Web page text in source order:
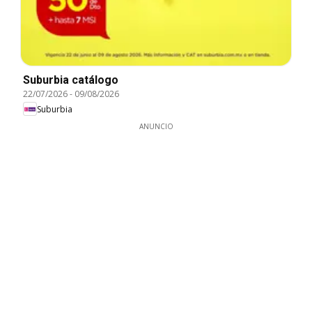
Suburbia catálogo
22/07/2026- 09/08/2026
Suburbia
ANUNCIO